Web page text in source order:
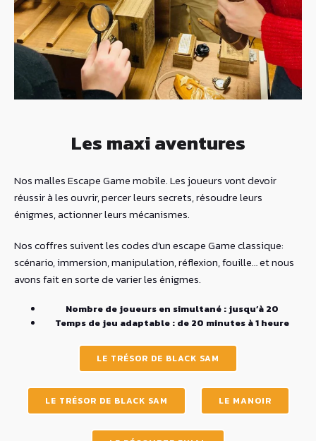
Les maxi aventures
Nos malles Escape Game mobile. Les joueurs vont devoir
réussir à les ouvrir, percer leurs secrets, résoudre leurs
énigmes, actionner leurs mécanismes.
Nos coffres suivent les codes d’un escape Game classique:
scénario, immersion, manipulation, réflexion, fouille… et nous
avons fait en sorte de varier les énigmes.
Nombre de joueurs en simultané : jusqu’à 20
Temps de jeu adaptable : de 20 minutes à 1 heure
LE TRÉSOR DE BLACK SAM
LE TRÉSOR DE BLACK SAM LE MANOIR